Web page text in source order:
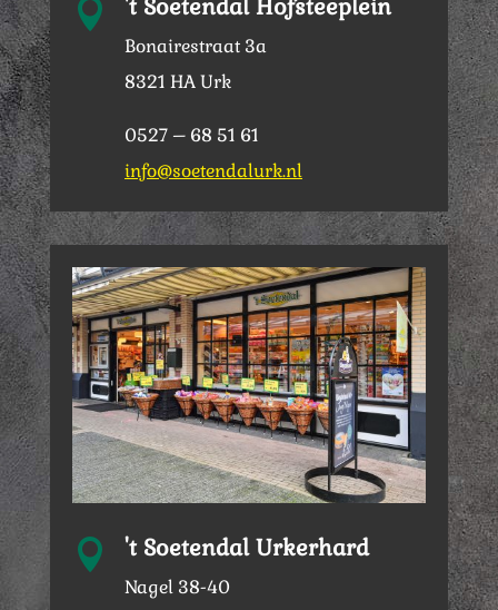
 't Soetendal Hofsteeplein
Bonairestraat 3a
8321 HA Urk
0527 – 68 51 61
info@soetendalurk.nl
 't Soetendal Urkerhard
Nagel 38-40